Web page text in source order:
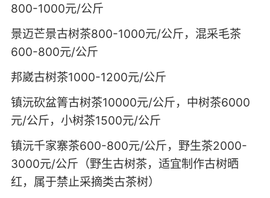
800-1000元/公斤
景迈芒景古树茶800-1000元/公斤，混采毛茶
600-800元/公斤
邦崴古树茶1000-1200元/公斤
镇沅砍盆箐古树茶10000元/公斤，中树茶6000
元/公斤，小树茶1500元/公斤
镇沅千家寨茶600-800元/公斤，野生茶2000-
3000元/公斤（野生古树茶，适宜制作古树晒
红，属于禁止采摘类古茶树）